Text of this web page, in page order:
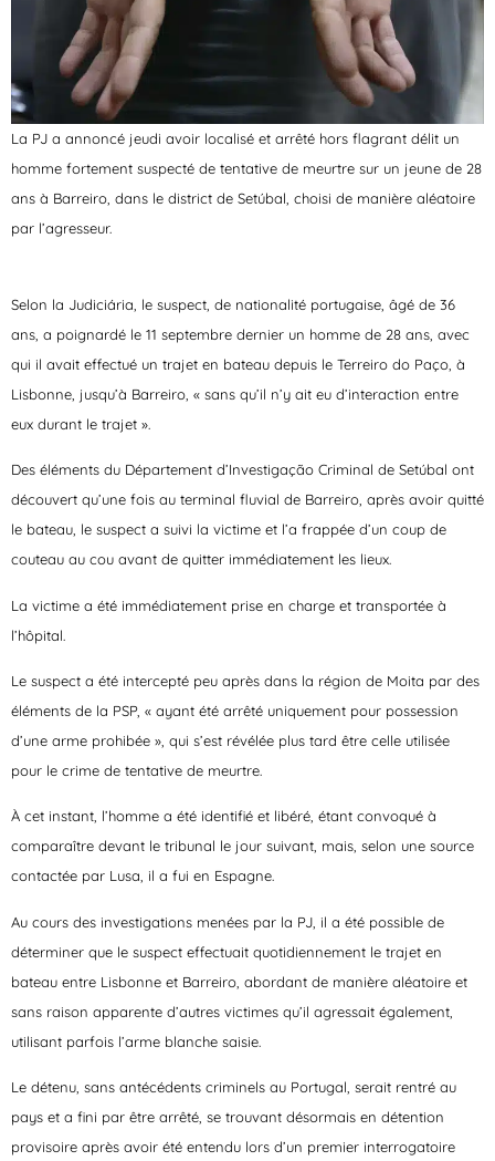
La PJ a annoncé jeudi avoir localisé et arrêté hors flagrant délit un
homme fortement suspecté de tentative de meurtre sur un jeune de 28
ans à Barreiro, dans le district de Setúbal, choisi de manière aléatoire
par l’agresseur.
Selon la Judiciária, le suspect, de nationalité portugaise, âgé de 36
ans, a poignardé le 11 septembre dernier un homme de 28 ans, avec
qui il avait effectué un trajet en bateau depuis le Terreiro do Paço, à
Lisbonne, jusqu’à Barreiro, « sans qu’il n’y ait eu d’interaction entre
eux durant le trajet ».
Des éléments du Département d’Investigação Criminal de Setúbal ont
découvert qu’une fois au terminal fluvial de Barreiro, après avoir quitté
le bateau, le suspect a suivi la victime et l’a frappée d’un coup de
couteau au cou avant de quitter immédiatement les lieux.
La victime a été immédiatement prise en charge et transportée à
l’hôpital.
Le suspect a été intercepté peu après dans la région de Moita par des
éléments de la PSP, « ayant été arrêté uniquement pour possession
d’une arme prohibée », qui s’est révélée plus tard être celle utilisée
pour le crime de tentative de meurtre.
À cet instant, l’homme a été identifié et libéré, étant convoqué à
comparaître devant le tribunal le jour suivant, mais, selon une source
contactée par Lusa, il a fui en Espagne.
Au cours des investigations menées par la PJ, il a été possible de
déterminer que le suspect effectuait quotidiennement le trajet en
bateau entre Lisbonne et Barreiro, abordant de manière aléatoire et
sans raison apparente d’autres victimes qu’il agressait également,
utilisant parfois l’arme blanche saisie.
Le détenu, sans antécédents criminels au Portugal, serait rentré au
pays et a fini par être arrêté, se trouvant désormais en détention
provisoire après avoir été entendu lors d’un premier interrogatoire